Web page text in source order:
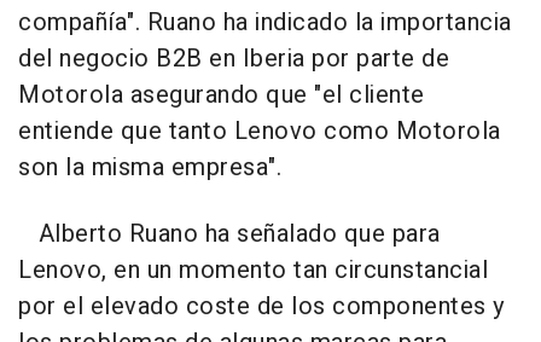
compañía". Ruano ha indicado la importancia
del negocio B2B en Iberia por parte de
Motorola asegurando que "el cliente
entiende que tanto Lenovo como Motorola
son la misma empresa".
Alberto Ruano ha señalado que para
Lenovo, en un momento tan circunstancial
por el elevado coste de los componentes y